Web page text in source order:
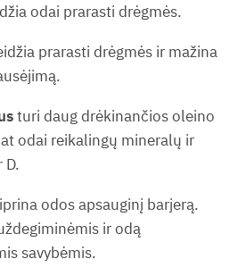
odai prarasti drėgmės.
prarasti drėgmės ir mažina
turi daug drėkinančios oleino
odai reikalingų mineralų ir
D.
odos apsauginį barjerą.
ir odą
savybėmis.